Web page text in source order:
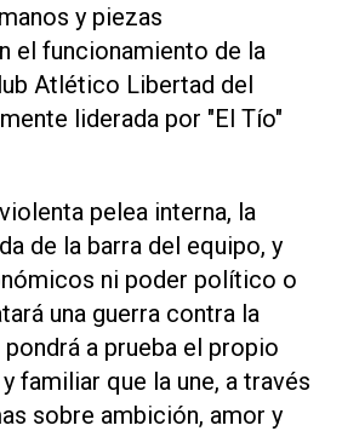
y piezas
el funcionamiento de la
Atlético Libertad del
liderada por "El Tío"
pelea interna, la
de la barra del equipo, y
ni poder político o
una guerra contra la
a prueba el propio
familiar que la une, a través
sobre ambición, amor y